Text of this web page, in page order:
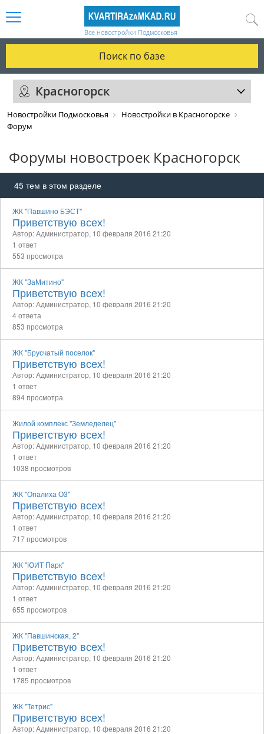
Все новостройки Подмосковья
Поиск по базе
Красногорск
Новостройки Подмосковья
Новостройки в Красногорске
Форум
Форумы новостроек Красногорск
45 тем в этом разделе
ЖК "Павшино БЭСТ"
Приветствую всех!
Автор: Администратор, 10 февраля 2016 21:20
1 ответ
553 просмотра
ЖК "ЗаМитино"
Приветствую всех!
Автор: Администратор, 10 февраля 2016 21:20
4 ответа
853 просмотра
ЖК "Брусчатый поселок"
Приветствую всех!
Автор: Администратор, 10 февраля 2016 21:20
1 ответ
894 просмотра
Жилой комплекс "Земледелец"
Приветствую всех!
Автор: Администратор, 10 февраля 2016 21:20
1 ответ
1038 просмотров
ЖК "Опалиха О3"
Приветствую всех!
Автор: Администратор, 10 февраля 2016 21:20
1 ответ
717 просмотров
ЖК "ЮИТ Парк"
Приветствую всех!
Автор: Администратор, 10 февраля 2016 21:20
1 ответ
655 просмотров
ЖК "Павшинская, 2"
Приветствую всех!
Автор: Администратор, 10 февраля 2016 21:20
1 ответ
1785 просмотров
ЖК "Тетрис"
Приветствую всех!
Автор: Администратор, 10 февраля 2016 21:20